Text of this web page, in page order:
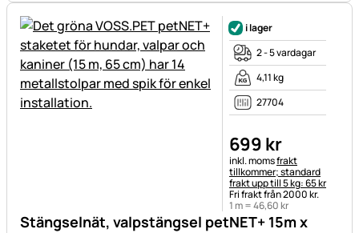
Stängselnät, valpstängsel petNET+ 15m x
i lager
2 - 5 vardagar
4,11 kg
27704
699 kr
Skatteinformation:
inkl. momsfrakt
tillkommer; standard
frakt upp till 5 kg: 65 kr
Fri frakt från 2000 kr.
1 m =46,60kr